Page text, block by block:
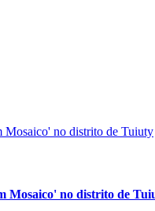
Mosaico' no distrito de